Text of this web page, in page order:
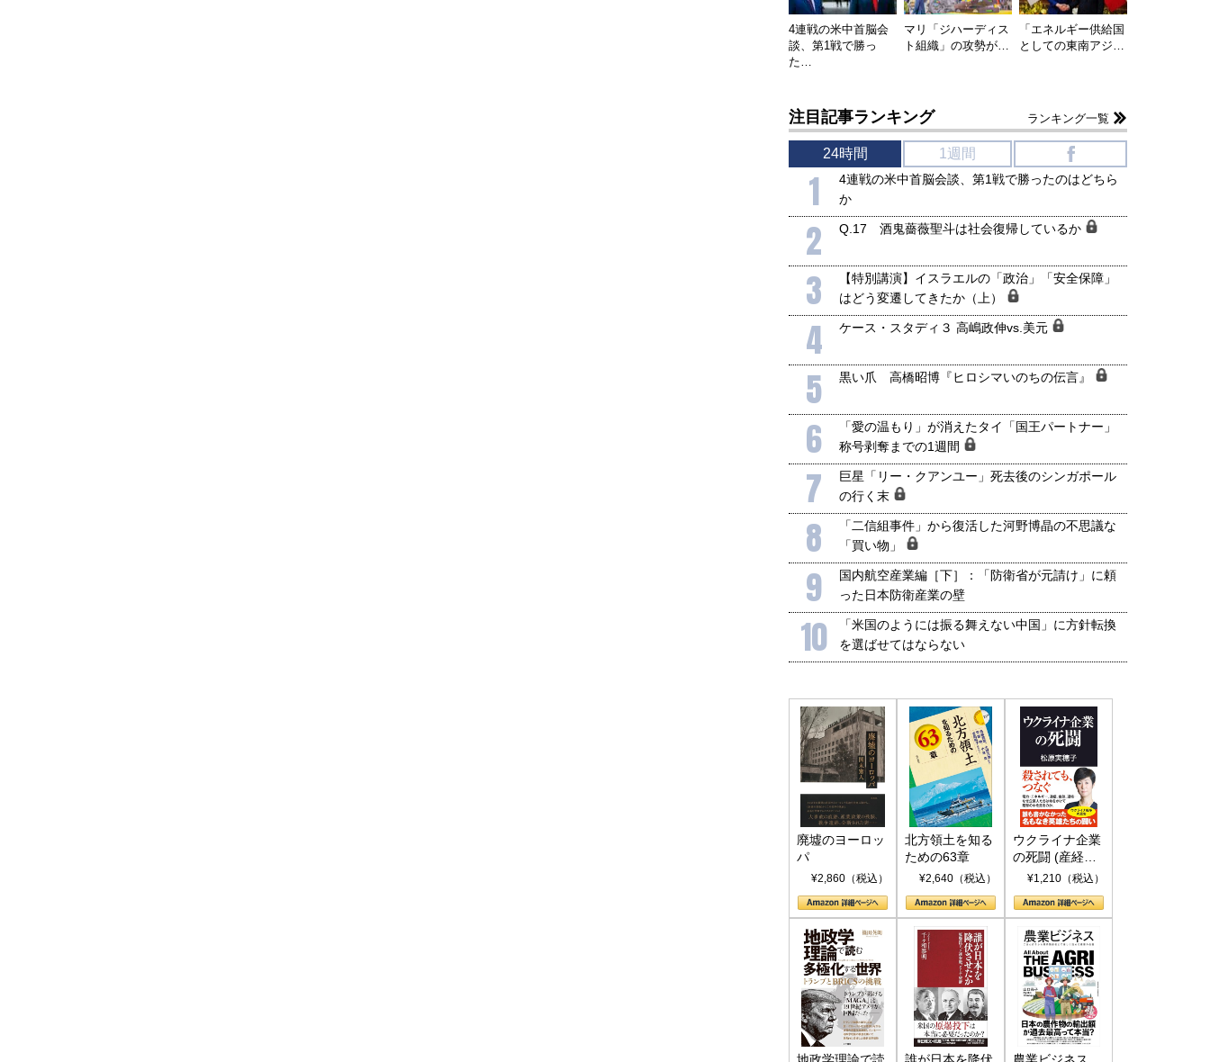
4連戦の米中首脳会
談、第1戦で勝っ
た…
マリ「ジハーディス
ト組織」の攻勢が…
「エネルギー供給国
としての東南アジ…
注目記事ランキング ランキング一覧
24時間 1週間
1
4連戦の米中首脳会談、第1戦で勝ったのはどちら
か
2 Q.17 酒鬼薔薇聖斗は社会復帰しているか
3
【特別講演】イスラエルの「政治」「安全保障」
はどう変遷してきたか（上）
4 ケース・スタディ３ 高嶋政伸vs.美元
5 黒い爪 高橋昭博『ヒロシマいのちの伝言』
6
「愛の温もり」が消えたタイ「国王パートナー」
称号剥奪までの1週間
7
巨星「リー・クアンユー」死去後のシンガポール
の行く末
8
「二信組事件」から復活した河野博晶の不思議な
「買い物」
9
国内航空産業編［下］：「防衛省が元請け」に頼
った日本防衛産業の壁
10
「米国のようには振る舞えない中国」に方針転換
を選ばせてはならない
廃墟のヨーロッ
パ
¥2,860（税込）
北方領土を知る
ための63章
¥2,640（税込）
ウクライナ企業
の死闘 (産経セ
レクト S 039)
¥1,210（税込）
地政学理論で読 誰が日本を降伏 農業ビジネス